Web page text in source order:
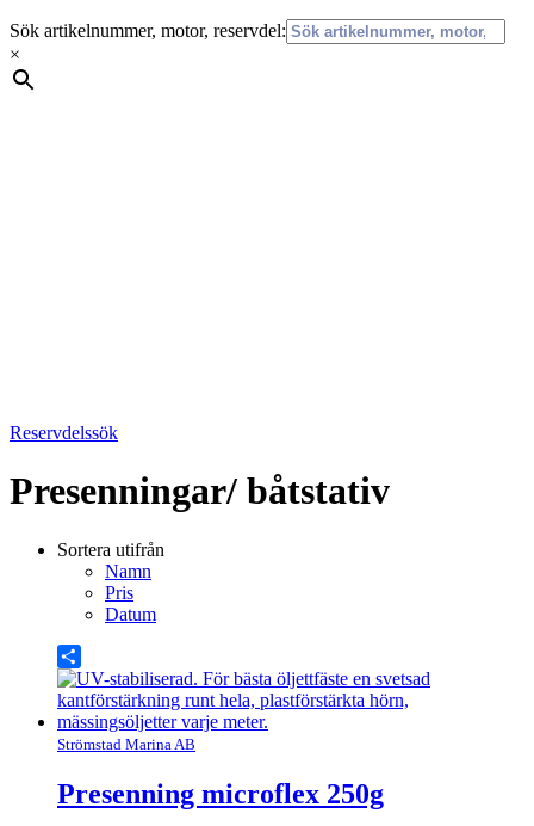
Sök artikelnummer, motor, reservdel:
×
Reservdelssök
Presenningar/ båtstativ
Sortera utifrån
Namn
Pris
Datum
Share
Strömstad Marina AB
Presenning microflex 250g